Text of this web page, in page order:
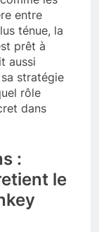
entre
ténue, la
prêt à
aussi
stratégie
rôle
dans
:
le